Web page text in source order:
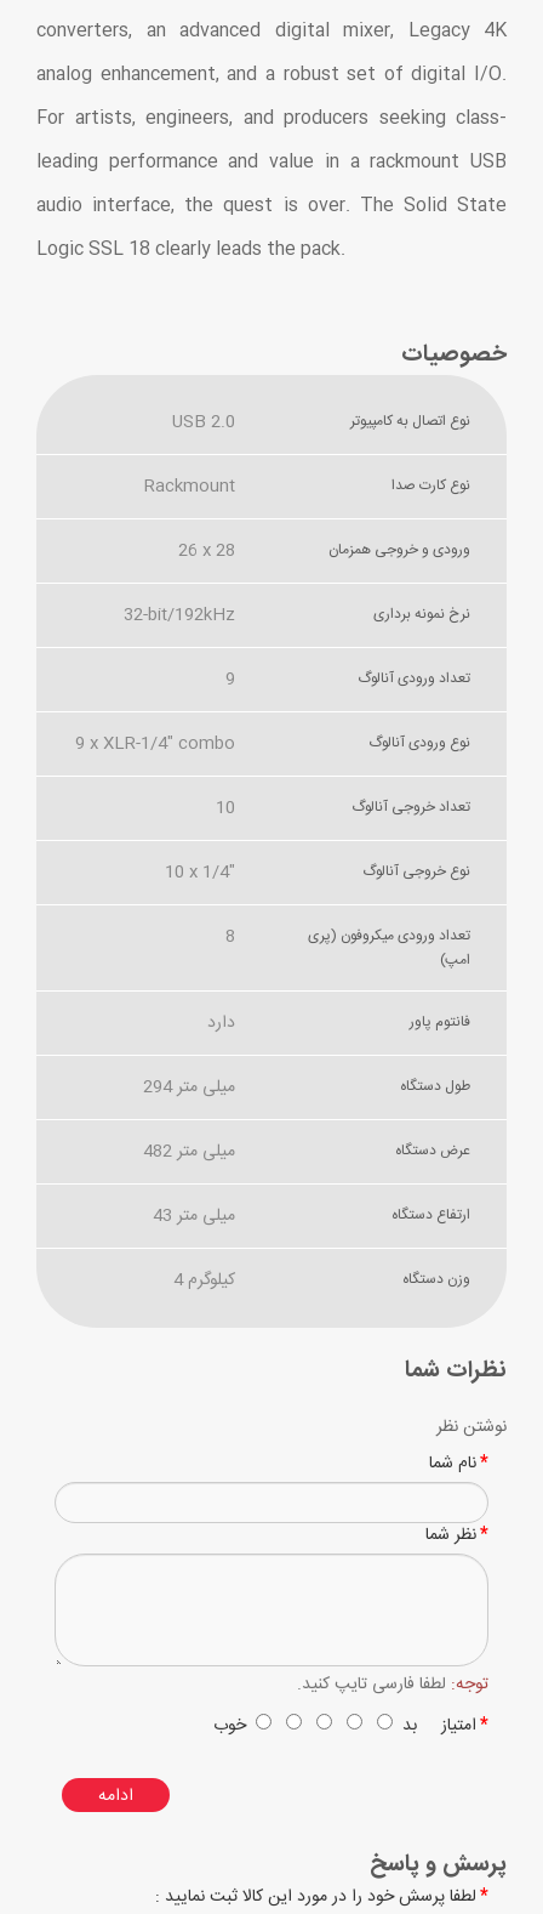
converters, an advanced digital mixer, Legacy 4K
analog enhancement, and a robust set of digital I/O.
For artists, engineers, and producers seeking class-
leading performance and value in a rackmount USB
audio interface, the quest is over. The Solid State
Logic SSL 18 clearly leads the pack.
خصوصیات
نوع اتصال به کامپیوتر USB 2.0
نوع کارت صدا Rackmount
ورودی و خروجی همزمان 26 x 28
نرخ نمونه برداری 32-bit/192kHz
تعداد ورودی آنالوگ 9
نوع ورودی آنالوگ 9 x XLR-1/4" combo
تعداد خروجی آنالوگ 10
نوع خروجی آنالوگ 10 x 1/4"
تعداد ورودی میکروفون (پری
امپ)
8
فانتوم پاور دارد
طول دستگاه 294 میلی متر
عرض دستگاه 482 میلی متر
ارتفاع دستگاه 43 میلی متر
وزن دستگاه 4 کیلوگرم
نظرات شما
نوشتن نظر
نام شما
نظر شما
توجه: لطفا فارسی تایپ کنید.
امتیازبد خوب
ادامه
پرسش و پاسخ
لطفا پرسش خود را در مورد این کالا ثبت نمایید :